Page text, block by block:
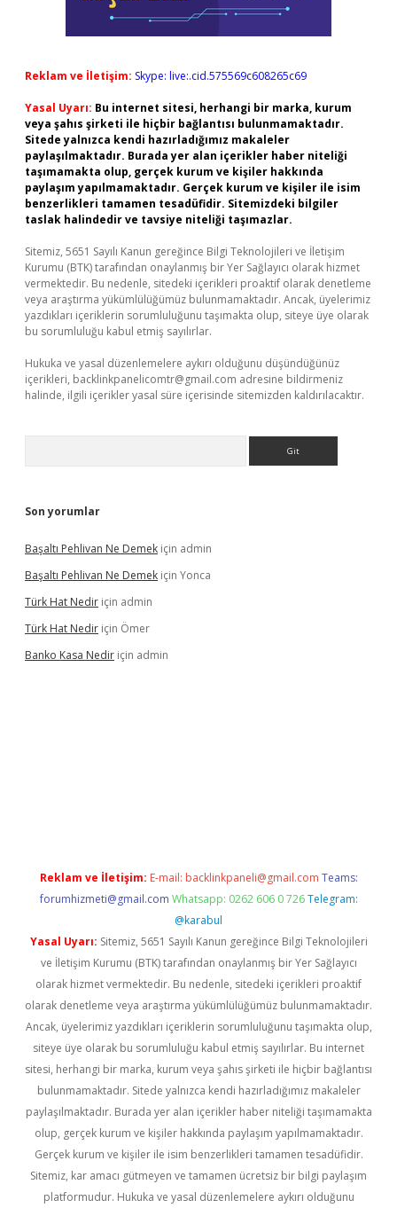
Reklam ve İletişim: Skype: live:.cid.575569c608265c69
Yasal Uyarı: Bu internet sitesi, herhangi bir marka, kurum
veya şahıs şirketi ile hiçbir bağlantısı bulunmamaktadır.
Sitede yalnızca kendi hazırladığımız makaleler
paylaşılmaktadır. Burada yer alan içerikler haber niteliği
taşımamakta olup, gerçek kurum ve kişiler hakkında
paylaşım yapılmamaktadır. Gerçek kurum ve kişiler ile isim
benzerlikleri tamamen tesadüfidir. Sitemizdeki bilgiler
taslak halindedir ve tavsiye niteliği taşımazlar.
Sitemiz, 5651 Sayılı Kanun gereğince Bilgi Teknolojileri ve İletişim
Kurumu (BTK) tarafından onaylanmış bir Yer Sağlayıcı olarak hizmet
vermektedir. Bu nedenle, sitedeki içerikleri proaktif olarak denetleme
veya araştırma yükümlülüğümüz bulunmamaktadır. Ancak, üyelerimiz
yazdıkları içeriklerin sorumluluğunu taşımakta olup, siteye üye olarak
bu sorumluluğu kabul etmiş sayılırlar.
Hukuka ve yasal düzenlemelere aykırı olduğunu düşündüğünüz
içerikleri, backlinkpanelicomtr@gmail.com adresine bildirmeniz
halinde, ilgili içerikler yasal süre içerisinde sitemizden kaldırılacaktır.
Son yorumlar
Başaltı Pehlivan Ne Demek için admin
Başaltı Pehlivan Ne Demek için Yonca
Türk Hat Nedir için admin
Türk Hat Nedir için Ömer
Banko Kasa Nedir için admin
Reklam ve İletişim: E-mail: backlinkpaneli@gmail.com Teams:
forumhizmeti@gmail.com Whatsapp: 0262 606 0 726 Telegram:
@karabul
Yasal Uyarı: Sitemiz, 5651 Sayılı Kanun gereğince Bilgi Teknolojileri
ve İletişim Kurumu (BTK) tarafından onaylanmış bir Yer Sağlayıcı
olarak hizmet vermektedir. Bu nedenle, sitedeki içerikleri proaktif
olarak denetleme veya araştırma yükümlülüğümüz bulunmamaktadır.
Ancak, üyelerimiz yazdıkları içeriklerin sorumluluğunu taşımakta olup,
siteye üye olarak bu sorumluluğu kabul etmiş sayılırlar. Bu internet
sitesi, herhangi bir marka, kurum veya şahıs şirketi ile hiçbir bağlantısı
bulunmamaktadır. Sitede yalnızca kendi hazırladığımız makaleler
paylaşılmaktadır. Burada yer alan içerikler haber niteliği taşımamakta
olup, gerçek kurum ve kişiler hakkında paylaşım yapılmamaktadır.
Gerçek kurum ve kişiler ile isim benzerlikleri tamamen tesadüfidir.
Sitemiz, kar amacı gütmeyen ve tamamen ücretsiz bir bilgi paylaşım
platformudur. Hukuka ve yasal düzenlemelere aykırı olduğunu